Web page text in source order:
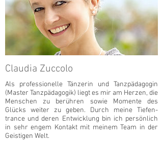
Claudia Zuccolo
Als professionelle Tänzerin und Tanzpädagogin
(Master Tanzpädagogik) liegt es mir am Herzen, die
Menschen zu berühren sowie Momente des
Glücks weiter zu geben. Durch meine Tiefen-
trance und deren Entwicklung bin ich persönlich
in sehr engem Kontakt mit meinem Team in der
Geistigen Welt.